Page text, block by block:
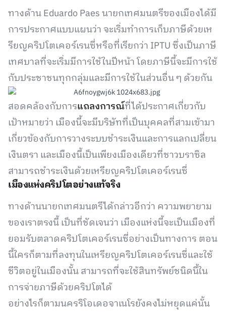
ทางด้าน Eduardo Paes นายกเทศมนตรีของเมืองได้มี
การประกาศแบบแผนว่า จะเริ่มทำการเก็บภาษีด้วยเห
รียญคริปโตเคอร์เรนซี่หรือที่เรียกว่า IPTU ซึ่งเป็นภาษี
เทศบาลที่จะเริ่มมีการใช้ในปีหน้า โดยภาษีนี้จะมีการใช้
กับประชาชนทุกกลุ่มและมีการใช้ในส่วนอื่น ๆ ด้วยกัน
สอดคล้องกับการแถลงการณ์ที่ได้ประกาศเกี่ยวกับ
เป้าหมายว่า เมืองนี้จะมีบริษัทที่เป็นบุคคลที่สามเข้ามา
เกี่ยวข้องกับการวางระบบชำระเงินและการแลกเปลี่ยน
เงินตรา และเมืองนี้เป็นเพียงเมืองเดียวที่ชาวบราซิล
สามารถชำระเงินด้วยเหรียญคริปโตเคอร์เรนซี่
เมืองแห่งคริปโตอย่างแท้จริง
ทางด้านนายกเทศมนตรีได้กล่าวอีกว่า ความพยายาม
ของเราตรงนี้ เป็นที่ชัดเจนว่า เมืองแห่งนี้จะเป็นเมืองที่
ยอมรับตลาดคริปโตเคอร์เรนซี่อย่างเป็นทางการ ตอน
นี้ใครก็ตามที่ลงทุนในเหรียญคริปโตเคอร์เรนซี่และใช้
ชีวิตอยู่ในเมืองนั้น สามารถที่จะใช้สินทรัพย์ชนิดนี้ใน
การจ่ายภาษีด้วยคริปโตได้
อย่างไรก็ตามนครริโอเดอจาเนโรยังคงไม่หยุดแค่นั้น